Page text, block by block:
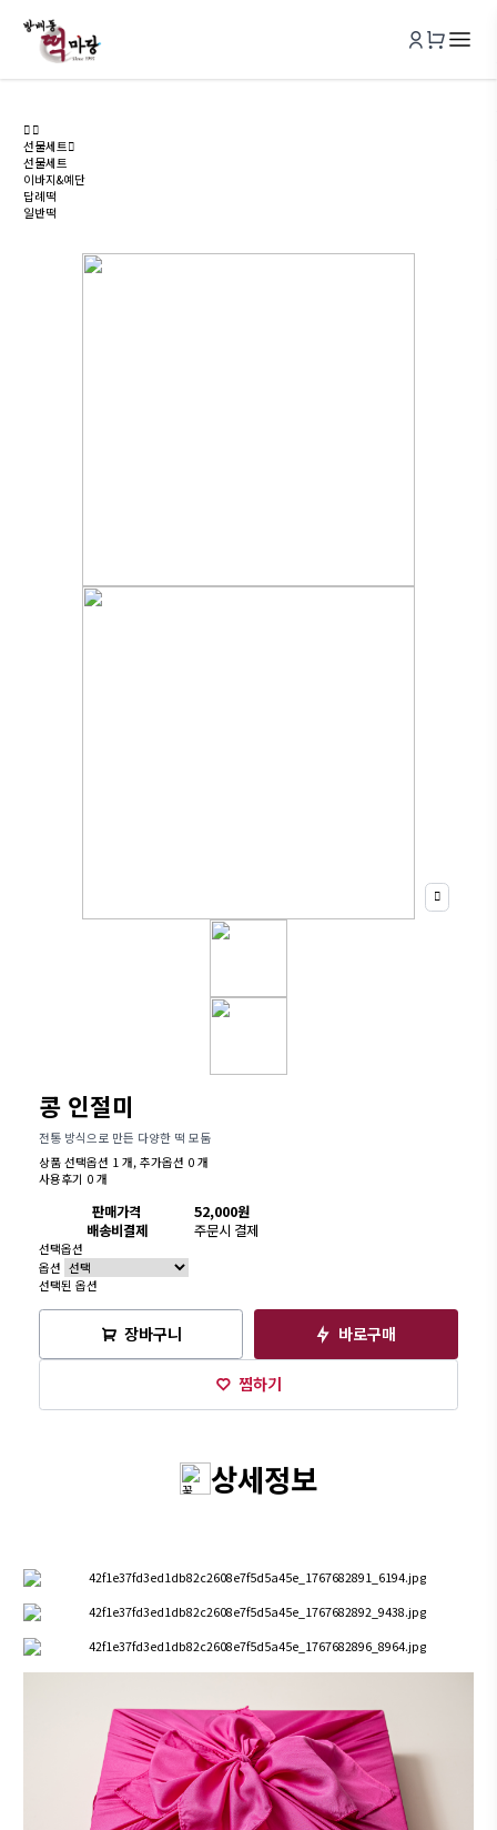
선물세트
선물세트
이바지&예단
답례떡
일반떡
콩 인절미
전통 방식으로 만든 다양한 떡 모둠
상품 선택옵션 1 개, 추가옵션 0 개
사용후기 0 개
판매가격
52,000원
배송비결제
주문시 결제
선택옵션
옵션
선택된 옵션
장바구니 바로구매
찜하기
상세정보